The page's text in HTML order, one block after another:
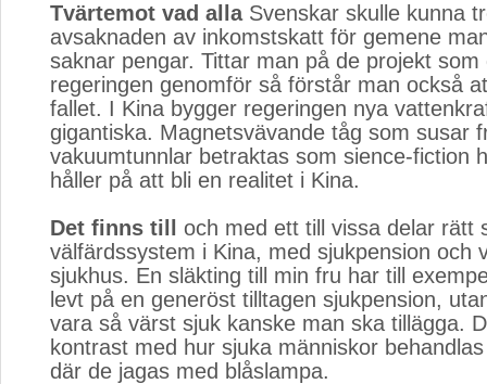
Tvärtemot vad allaSvenskar skulle kunna
avsaknaden av inkomstskatt för gemene
saknar pengar. Tittar man på de projekt som
regeringen genomför så förstår man också
fallet. I Kina bygger regeringen nya
gigantiska. Magnetsvävande tåg som susar
vakuumtunnlar betraktas som sience-fiction
håller på att bli en realitet i Kina.
Det finns till
och med ett till vissa delar rätt
välfärdssystem i Kina, med sjukpension och
sjukhus. En släkting till min fru har till
levt på en generöst tilltagen sjukpension,
vara så värst sjuk kanske man ska tillägga.
kontrast med hur sjuka människor
där de jagas med blåslampa.